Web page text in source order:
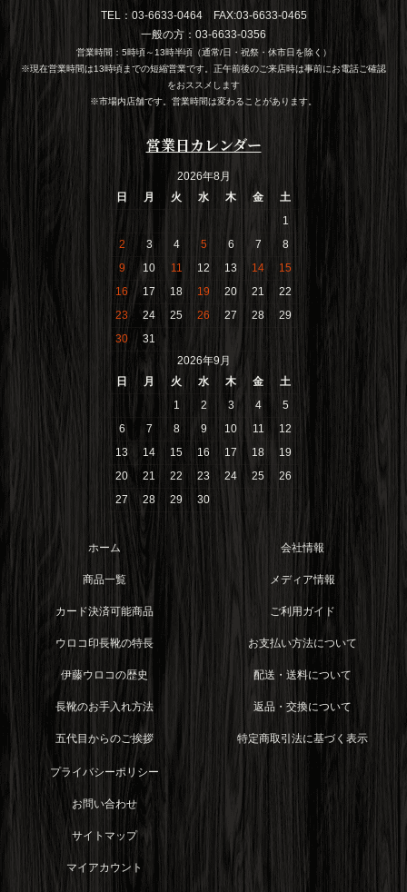
TEL：03-6633-0464 FAX:03-6633-0465
一般の方：03-6633-0356
営業時間：5時頃～13時半頃（通常/日・祝祭・休市日を除く）
※現在営業時間は13時頃までの短縮営業です。正午前後のご来店時は事前にお電話ご確認
をおススメします
※市場内店舗です。営業時間は変わることがあります。
ホーム
商品一覧
カード決済可能商品
ウロコ印長靴の特長
伊藤ウロコの歴史
長靴のお手入れ方法
五代目からのご挨拶
会社情報
メディア情報
ご利用ガイド
お支払い方法について
配送・送料について
返品・交換について
特定商取引法に基づく表示
プライバシーポリシー
お問い合わせ
サイトマップ
マイアカウント
営業日カレンダー
2026年8月
日
月 火 水 木 金
土
1
2
3 4 5 6 7
8
9
10 11 12 13 14
15
16
17 18 19 20 21
22
23
24 25 26 27 28
29
30
31
2026年9月
日
月 火 水 木 金
土
1
2 3 4
5
6
7 8 9 10 11
12
13
14 15 16 17 18
19
20
21 22 23 24 25
26
27
28 29 30